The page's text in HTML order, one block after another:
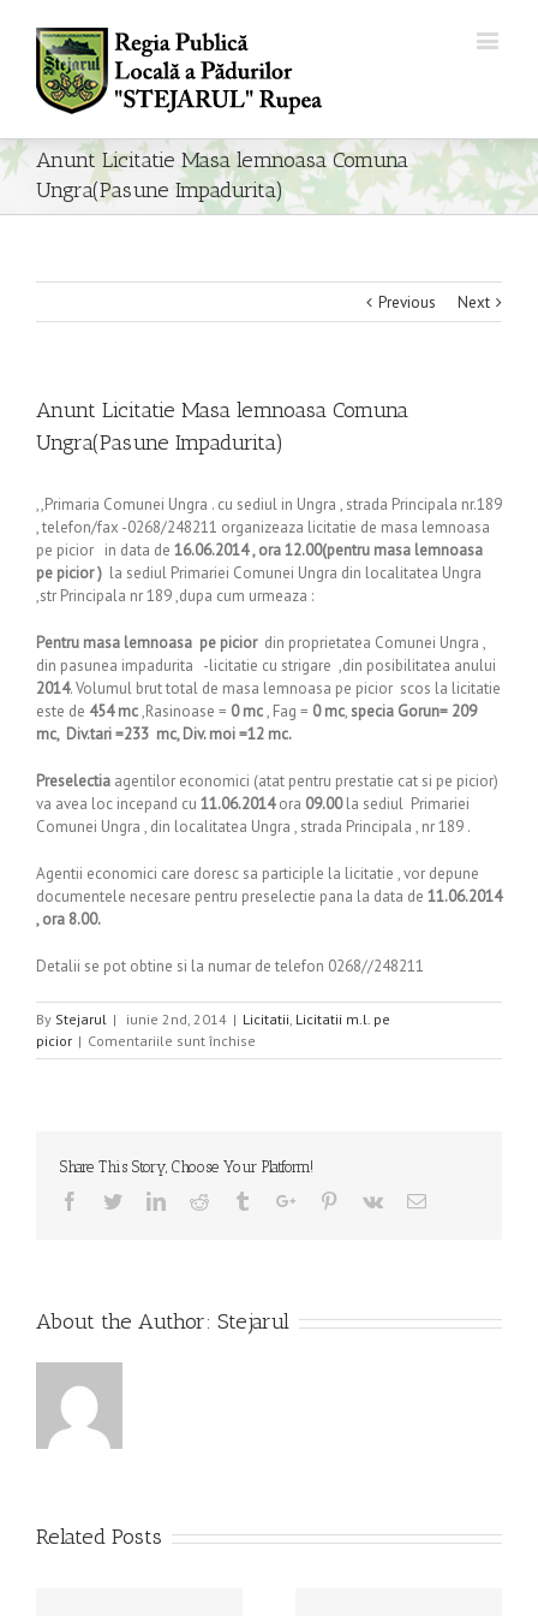
Anunt Licitatie Masa lemnoasa Comuna
Ungra(Pasune Impadurita)
Previous Next
Anunt Licitatie Masa lemnoasa Comuna
Ungra(Pasune Impadurita)
,,Primaria Comunei Ungra . cu sediul in Ungra , strada Principala nr.189
, telefon/fax -0268/248211 organizeaza licitatie de masa lemnoasa
pe picior in data de 16.06.2014 , ora 12.00(pentru masa lemnoasa
pe picior ) la sediul Primariei Comunei Ungra din localitatea Ungra
,str Principala nr 189 ,dupa cum urmeaza :
Pentru masa lemnoasa pe piciordin proprietatea Comunei Ungra ,
din pasunea impadurita -licitatie cu strigare ,din posibilitatea anului
2014. Volumul brut total de masa lemnoasa pe picior scos la licitatie
este de 454 mc,Rasinoase = 0 mc, Fag = 0 mc, specia Gorun= 209
mc, Div.tari =233 mc, Div. moi =12 mc.
Preselectia agentilor economici (atat pentru prestatie cat si pe picior)
va avea loc incepand cu 11.06.2014ora 09.00la sediul Primariei
Comunei Ungra , din localitatea Ungra , strada Principala , nr 189 .
Agentii economici care doresc sa participle la licitatie , vor depune
documentele necesare pentru preselectie pana la data de 11.06.2014
, ora 8.00.
Detalii se pot obtine si la numar de telefon 0268//248211
By Stejarul | iunie 2nd, 2014 | Licitatii, Licitatii m.l. pe
picior | Comentariile sunt închise
Anunt
Ungra(Pasune
Impadurita)
Share This Story, Choose Your Platform!
Facebook
TwitterLinkedinReddit TumblrGoogle+Pinterest
Vk Email
About the Author: Stejarul
Related Posts